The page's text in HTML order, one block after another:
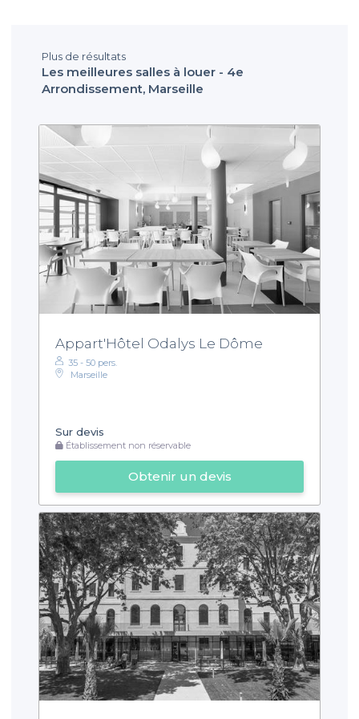
Plus de résultats
Les meilleures salles à louer - 4e
Arrondissement, Marseille
Appart'Hôtel Odalys Le Dôme
35 - 50 pers.
Marseille
Sur devis
Établissement non réservable
Obtenir un devis